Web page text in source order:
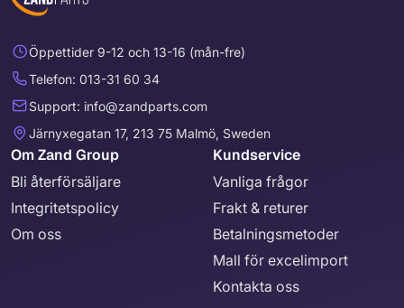
Öppettider 9-12 och 13-16 (mån-fre)
Telefon: 013-31 60 34
Support: info@zandparts.com
Järnyxegatan 17, 213 75 Malmö, Sweden
Om Zand Group
Bli återförsäljare
Integritetspolicy
Om oss
Kundservice
Vanliga frågor
Frakt & returer
Betalningsmetoder
Mall för excelimport
Kontakta oss